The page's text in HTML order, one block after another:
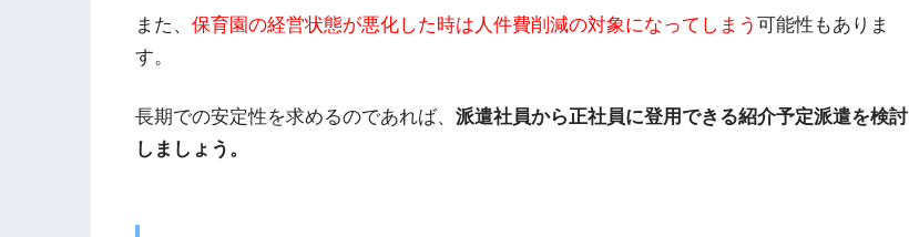
また、 保育園の経営状態が悪化した時は人件費削減の対象になってしまう 可能性もありま
す。
長期での安定性を求めるのであれば、 派遣社員から正社員に登用できる紹介予定派遣を検討
しましょう。